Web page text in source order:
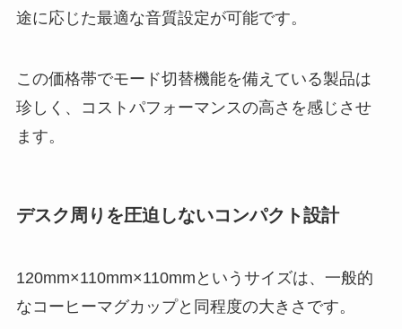
途に応じた最適な音質設定が可能です。
この価格帯でモード切替機能を備えている製品は
珍しく、コストパフォーマンスの高さを感じさせ
ます。
デスク周りを圧迫しないコンパクト設計
120mm×110mm×110mmというサイズは、一般的
なコーヒーマグカップと同程度の大きさです。